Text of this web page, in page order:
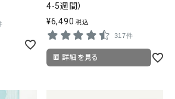
4-5週間）
¥6,490 税込
317件
詳細を見る